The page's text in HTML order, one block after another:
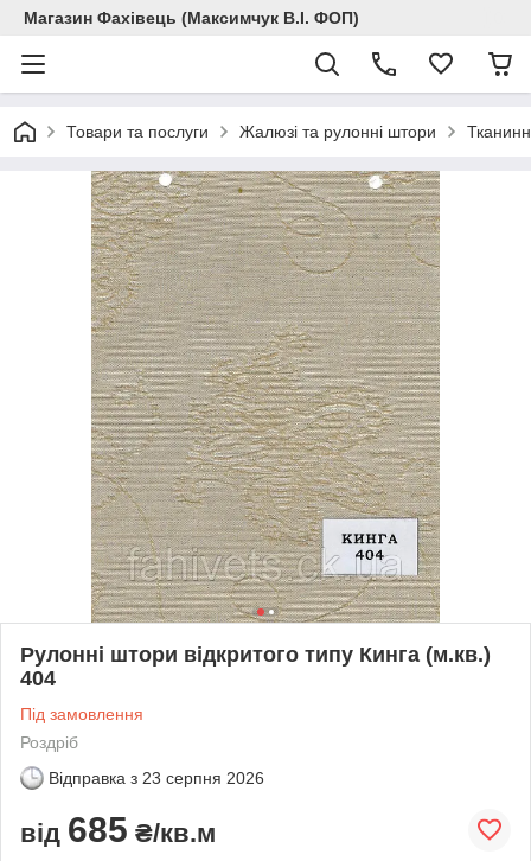
Магазин Фахівець (Максимчук В.І. ФОП)
Товари та послуги Жалюзі та рулонні штори
Рулонні штори відкритого типу Кинга (м.кв.)
404
Під замовлення
Роздріб
Відправка з 23 серпня 2026
від 685 ₴/кв.м